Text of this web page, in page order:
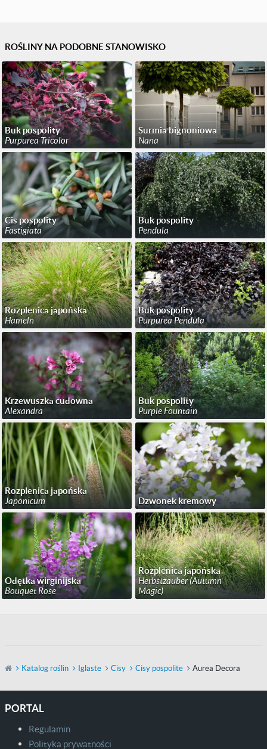
ROŚLINY NA PODOBNE STANOWISKO
Buk pospolity
Purpurea Tricolor
Surmia bignoniowa
Nana
Cis pospolity
Fastigiata
Buk pospolity
Pendula
Rozplenica japońska
Hameln
Buk pospolity
Purpurea Pendula
Krzewuszka cudowna
Alexandra
Buk pospolity
Purple Fountain
Rozplenica japońska
Japonicum
Dzwonek kremowy
Odętka wirginijska
Bouquet Rose
Rozplenica japońska
Herbstzauber (Autumn
Magic)
Katalog roślin Iglaste Cisy Cisy pospolite Aurea Decora
PORTAL
Regulamin
Polityka prywatności